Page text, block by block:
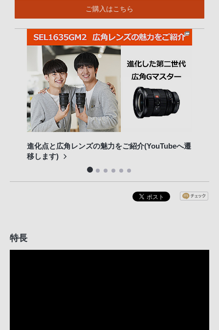
ご購入はこちら
進化点と広角レンズの魅力をご紹介(YouTubeへ遷
移します)
特長